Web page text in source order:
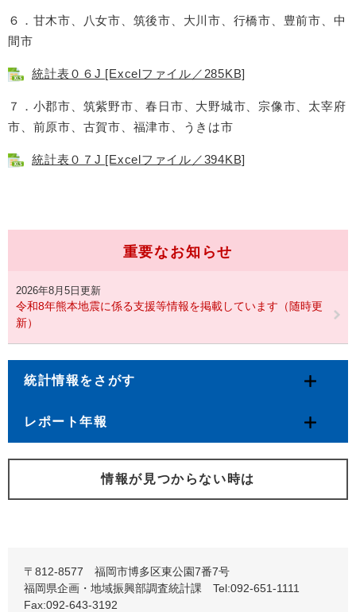
６．甘木市、八女市、筑後市、大川市、行橋市、豊前市、中
間市
統計表０６J [Excelファイル／285KB]
７．小郡市、筑紫野市、春日市、大野城市、宗像市、太宰府
市、前原市、古賀市、福津市、うきは市
統計表０７J [Excelファイル／394KB]
重要なお知らせ
2026年8月5日更新
令和8年熊本地震に係る支援等情報を掲載しています（随時更
新）
統計情報をさがす
レポート年報
情報が見つからない時は
〒812-8577 福岡市博多区東公園7番7号
福岡県企画・地域振興部調査統計課 Tel:092-651-1111
Fax:092-643-3192